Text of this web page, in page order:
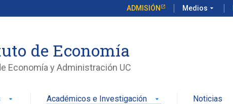
ADMISIÓN Medios arrow_drop_down
de Economía
Economía y Administración UC
arrow_drop_down Académicos e Investigación arrow_drop_down Noticias